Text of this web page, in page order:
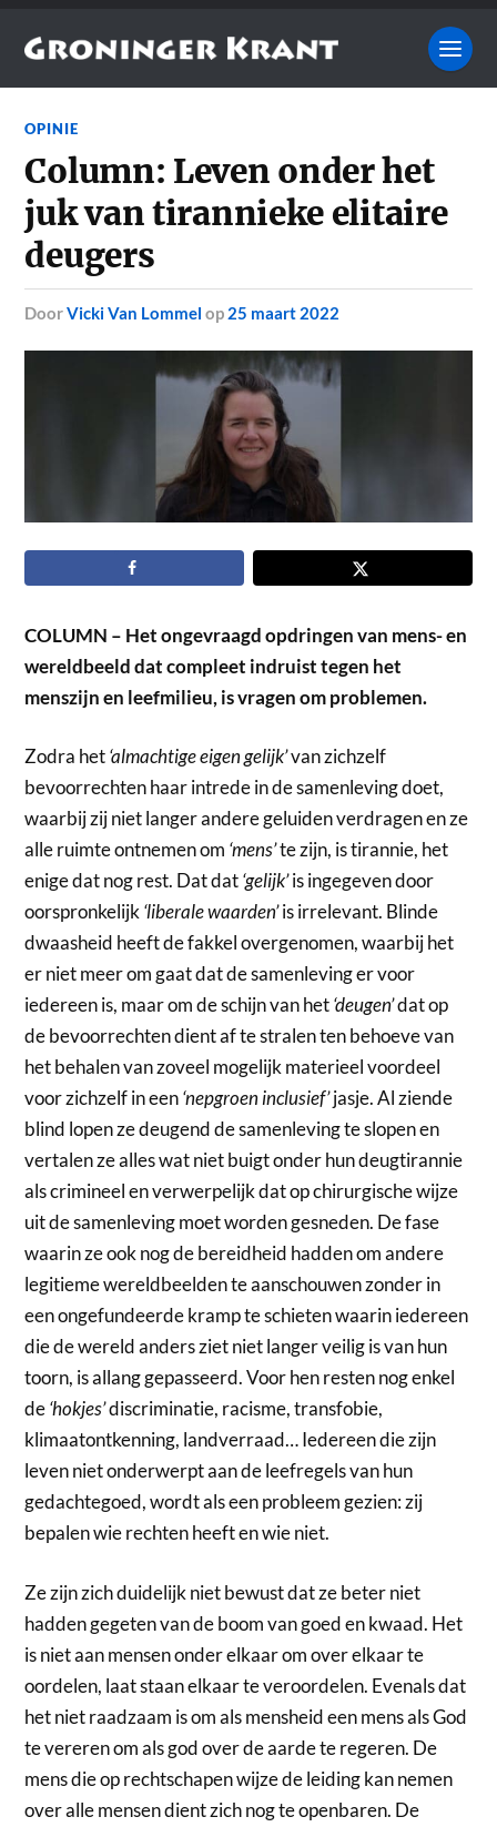
OPINIE
Column: Leven onder het
juk van tirannieke elitaire
deugers
doorVicki Van Lommel op 25 maart 2022
COLUMN – Het ongevraagd opdringen van mens- en
wereldbeeld dat compleet indruist tegen het
menszijn en leefmilieu, is vragen om problemen.
Zodra het‘almachtige eigen gelijk’van zichzelf
bevoorrechten haar intrede in de samenleving doet,
waarbij zij niet langer andere geluiden verdragen en ze
alle ruimte ontnemen om ‘mens’te zijn, is tirannie, het
enige dat nog rest. Dat dat‘gelijk’is ingegeven door
oorspronkelijk‘liberale waarden’is irrelevant. Blinde
dwaasheid heeft de fakkel overgenomen, waarbij het
er niet meer om gaat dat de samenleving er voor
iedereen is, maar om de schijn van het‘deugen’dat op
de bevoorrechten dient af te stralen ten behoeve van
het behalen van zoveel mogelijk materieel voordeel
voor zichzelf in een‘nepgroen inclusief’jasje. Al ziende
blind lopen ze deugend de samenleving te slopen en
vertalen ze alles wat niet buigt onder hun deugtirannie
als crimineel en verwerpelijk dat op chirurgische wijze
uit de samenleving moet worden gesneden. De fase
waarin ze ook nog de bereidheid hadden om andere
legitieme wereldbeelden te aanschouwen zonder in
een ongefundeerde kramp te schieten waarin iedereen
die de wereld anders ziet niet langer veilig is van hun
toorn, is allang gepasseerd. Voor hen resten nog enkel
de‘hokjes’discriminatie, racisme, transfobie,
klimaatontkenning, landverraad… Iedereen die zijn
leven niet onderwerpt aan de leefregels van hun
gedachtegoed, wordt als een probleem gezien: zij
bepalen wie rechten heeft en wie niet.
Ze zijn zich duidelijk niet bewust dat ze beter niet
hadden gegeten van de boom van goed en kwaad. Het
is niet aan mensen onder elkaar om over elkaar te
oordelen, laat staan elkaar te veroordelen. Evenals dat
het niet raadzaam is om als mensheid een mens als God
te vereren om als god over de aarde te regeren. De
mens die op rechtschapen wijze de leiding kan nemen
over alle mensen dient zich nog te openbaren. De